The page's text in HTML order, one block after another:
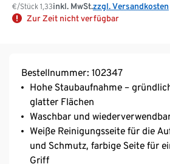
€/Stück 1,33inkl. MwSt.zzgl. Versandkosten
Zur Zeit nicht verfügbar
Bestellnummer: 102347
Hohe Staubaufnahme –
glatter Flächen
Waschbar und
Weiße Reinigungsseite für die
und Schmutz, farbige Seite für
Griff